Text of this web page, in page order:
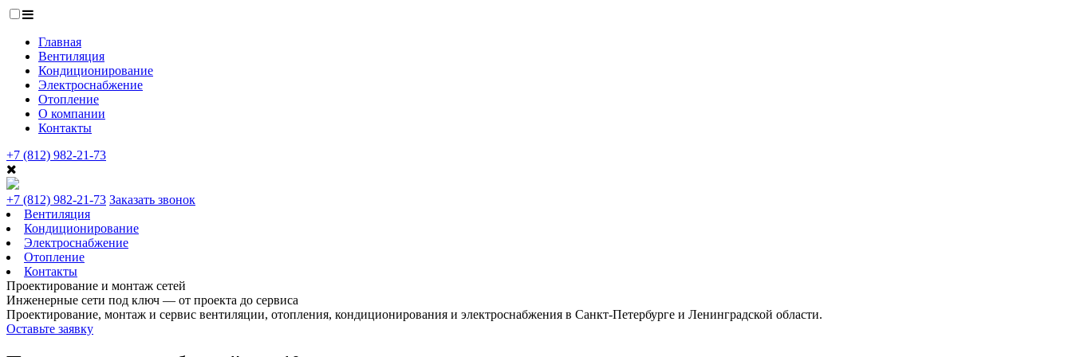
Главная
Вентиляция
Кондиционирование
Электроснабжение
Отопление
О компании
Контакты
+7 (812) 982-21-73
+7 (812) 982-21-73 Заказать звонок
Вентиляция
Кондиционирование
Электроснабжение
Отопление
Контакты
Проектирование и монтаж сетей
Инженерные сети под ключ — от проекта до сервиса
Проектирование, монтаж и сервис вентиляции, отопления, кондиционирования и электроснабжения в Санкт-Петербурге и Ленинградской области.
Оставьте заявку